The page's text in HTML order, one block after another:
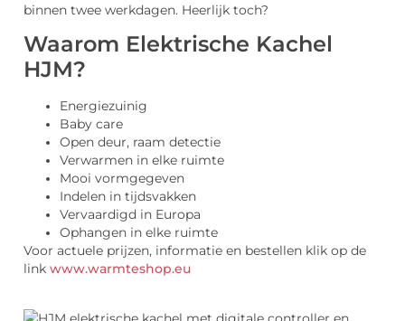
binnen twee werkdagen. Heerlijk toch?
Waarom Elektrische Kachel
HJM?
Energiezuinig
Baby care
Open deur, raam detectie
Verwarmen in elke ruimte
Mooi vormgegeven
Indelen in tijdsvakken
Vervaardigd in Europa
Ophangen in elke ruimte
Voor actuele prijzen, informatie en bestellen klik op de
link www.warmteshop.eu